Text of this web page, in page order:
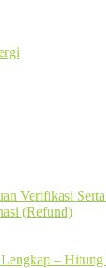
Verifikasi
(Refund)
– Hitung